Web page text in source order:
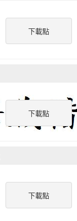
下載點
下載點
下載點